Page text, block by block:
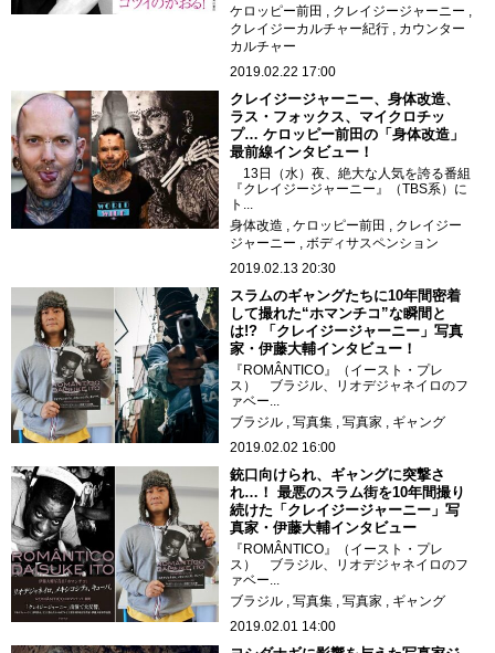
ケロッピー前田
クレイジージャーニー
クレイジーカルチャー紀行
カウンター
カルチャー
2019.02.22 17:00
クレイジージャーニー、身体改造、
ラス・フォックス、マイクロチッ
プ… ケロッピー前田の「身体改造」
最前線インタビュー！
13日（水）夜、絶大な人気を誇る番組
『クレイジージャーニー』（TBS系）に
ト...
身体改造
ケロッピー前田
クレイジー
ジャーニー
ボディサスペンション
2019.02.13 20:30
スラムのギャングたちに10年間密着
して撮れた“ホマンチコ”な瞬間と
は!? 「クレイジージャーニー」写真
家・伊藤大輔インタビュー！
『ROMÂNTICO』（イースト・プレ
ス） ブラジル、リオデジャネイロのフ
ァベー...
ブラジル
写真集 写真家
ギャング
2019.02.02 16:00
銃口向けられ、ギャングに突撃さ
れ…！ 最悪のスラム街を10年間撮り
続けた「クレイジージャーニー」写
真家・伊藤大輔インタビュー
『ROMÂNTICO』（イースト・プレ
ス） ブラジル、リオデジャネイロのフ
ァベー...
ブラジル
写真集 写真家
ギャング
2019.02.01 14:00